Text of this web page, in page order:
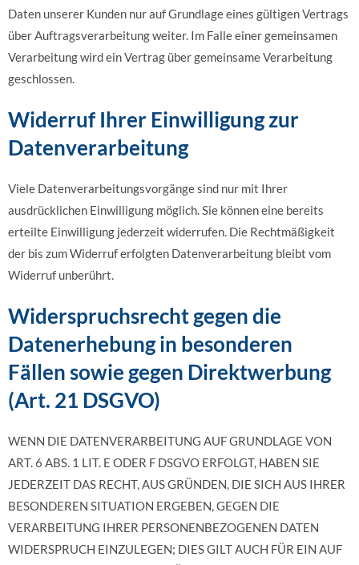
Daten unserer Kunden nur auf Grundlage eines gültigen Vertrags
über Auftragsverarbeitung weiter. Im Falle einer gemeinsamen
Verarbeitung wird ein Vertrag über gemeinsame Verarbeitung
geschlossen.
Widerruf Ihrer Einwilligung zur
Datenverarbeitung
Viele Datenverarbeitungsvorgänge sind nur mit Ihrer
ausdrücklichen Einwilligung möglich. Sie können eine bereits
erteilte Einwilligung jederzeit widerrufen. Die Rechtmäßigkeit
der bis zum Widerruf erfolgten Datenverarbeitung bleibt vom
Widerruf unberührt.
Widerspruchsrecht gegen die
Datenerhebung in besonderen
Fällen sowie gegen Direktwerbung
(Art. 21 DSGVO)
WENN DIE DATENVERARBEITUNG AUF GRUNDLAGE VON
ART. 6 ABS. 1 LIT. E ODER F DSGVO ERFOLGT, HABEN SIE
JEDERZEIT DAS RECHT, AUS GRÜNDEN, DIE SICH AUS IHRER
BESONDEREN SITUATION ERGEBEN, GEGEN DIE
VERARBEITUNG IHRER PERSONENBEZOGENEN DATEN
WIDERSPRUCH EINZULEGEN; DIES GILT AUCH FÜR EIN AUF